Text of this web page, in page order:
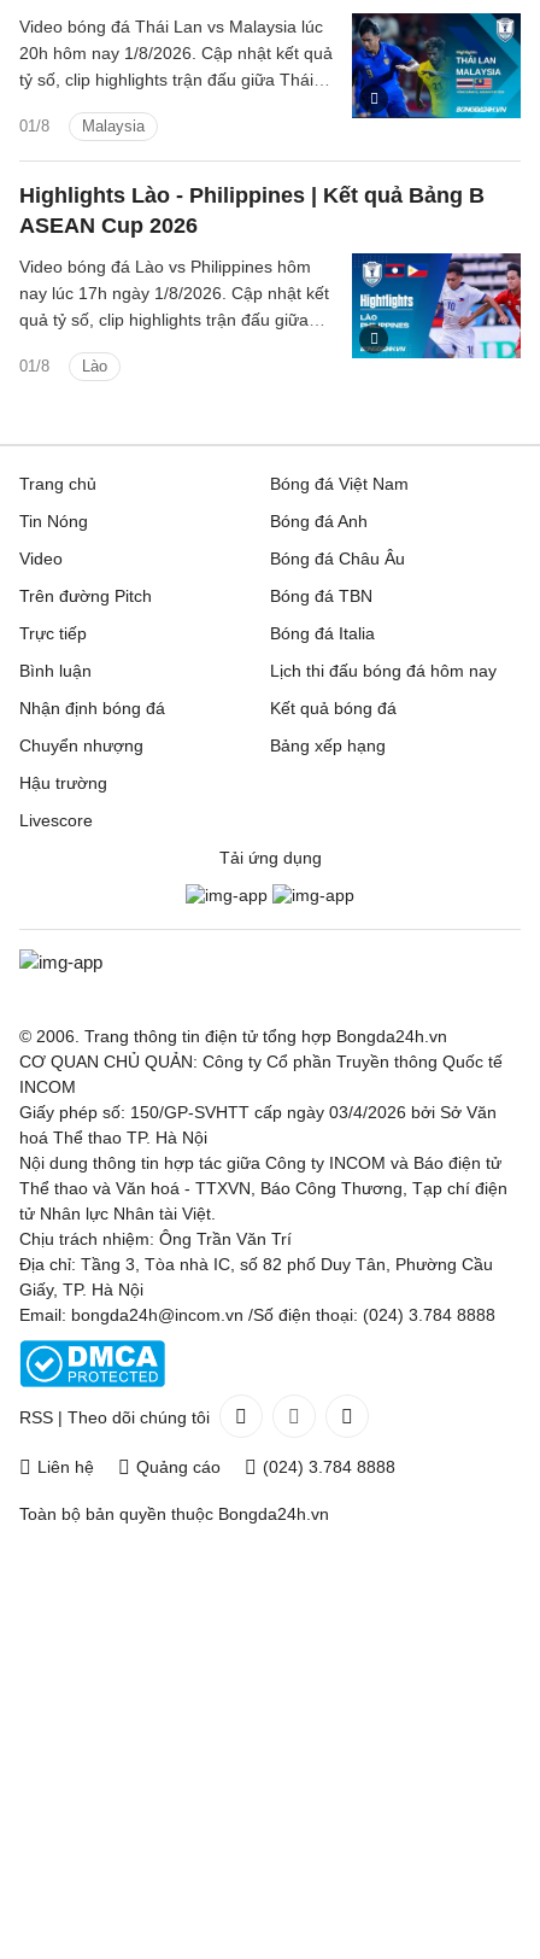
01/8 Malaysia
Video bóng đá Thái Lan vs Malaysia lúc
20h hôm nay 1/8/2026. Cập nhật kết quả
tỷ số, clip highlights trận đấu giữa Thái
2026).
Highlights Lào - Philippines | Kết quả Bảng B
ASEAN Cup 2026
01/8 Lào
Video bóng đá Lào vs Philippines hôm
nay lúc 17h ngày 1/8/2026. Cập nhật kết
quả tỷ số, clip highlights trận đấu giữa
2026).
Trang chủ
Tin Nóng
Video
Trên đường Pitch
Trực tiếp
Bóng đá Việt Nam
Bóng đá Anh
Bóng đá Châu Âu
Bóng đá TBN
Bóng đá Italia
Bình luận
Nhận định bóng đá
Chuyển nhượng
Hậu trường
Livescore
Lịch thi đấu bóng đá hôm nay
Kết quả bóng đá
Bảng xếp hạng
Tải ứng dụng
© 2006. Trang thông tin điện tử tổng hợp Bongda24h.vn
CƠ QUAN CHỦ QUẢN: Công ty Cổ phần Truyền thông Quốc tế
INCOM
Giấy phép số: 150/GP-SVHTT cấp ngày 03/4/2026 bởi Sở Văn
hoá Thể thao TP. Hà Nội
Nội dung thông tin hợp tác giữa Công ty INCOM và Báo điện tử
Thể thao và Văn hoá - TTXVN, Báo Công Thương, Tạp chí điện
tử Nhân lực Nhân tài Việt.
Chịu trách nhiệm: Ông Trần Văn Trí
Địa chỉ: Tầng 3, Tòa nhà IC, số 82 phố Duy Tân, Phường Cầu
Giấy, TP. Hà Nội
Email: bongda24h@incom.vn /Số điện thoại: (024) 3.784 8888
RSS | Theo dõi chúng tôi
Liên hệ Quảng cáo (024) 3.784 8888
Toàn bộ bản quyền thuộc Bongda24h.vn